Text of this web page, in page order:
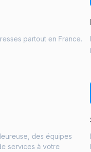
partout en France.
des équipes
services à votre